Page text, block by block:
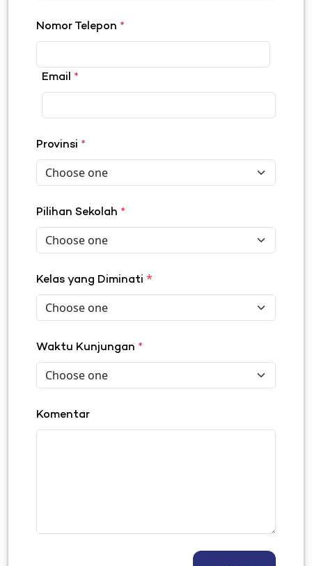
Nomor Telepon *
Email *
Provinsi *
Pilihan Sekolah *
Kelas yang Diminati *
Waktu Kunjungan *
Komentar